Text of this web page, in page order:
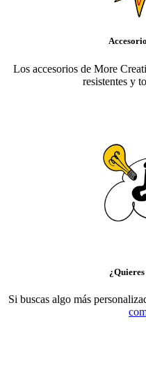
Los accesorios de More
resistentes y
Si buscas algo más